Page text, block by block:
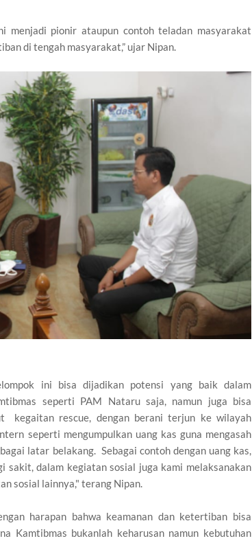
menjadi pionir ataupun contoh teladan masyarakat
di tengah masyarakat,” ujar Nipan.
ini bisa dijadikan potensi yang baik dalam
seperti PAM Nataru saja, namun juga bisa
kegaitan rescue, dengan berani terjun ke wilayah
seperti mengumpulkan uang kas guna mengasah
latar belakang. Sebagai contoh dengan uang kas,
sakit, dalam kegiatan sosial juga kami melaksanakan
sosial lainnya," terang Nipan.
harapan bahwa keamanan dan ketertiban bisa
Kamtibmas bukanlah keharusan namun kebutuhan